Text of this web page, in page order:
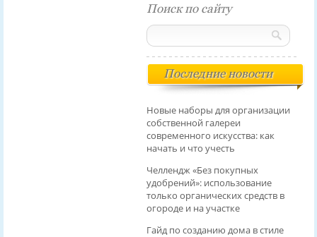
Поиск по сайту
Последние новости
Новые наборы для организации
собственной галереи
современного искусства: как
начать и что учесть
Челлендж «Без покупных
удобрений»: использование
только органических средств в
огороде и на участке
Гайд по созданию дома в стиле